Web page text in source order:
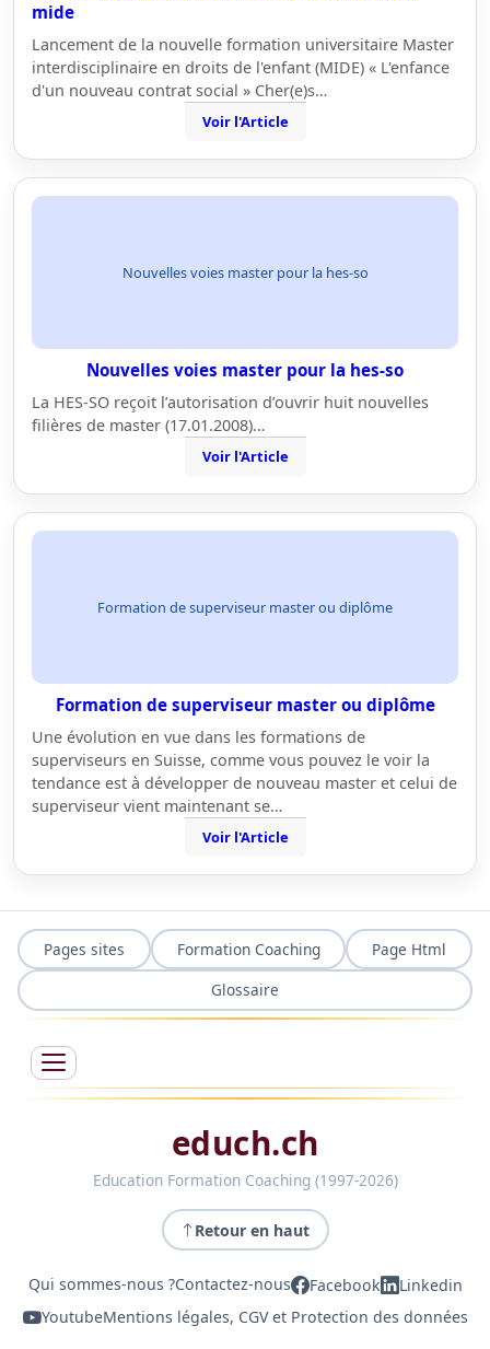
mide
Lancement de la nouvelle formation universitaire Master
interdisciplinaire en droits de l'enfant (MIDE) « L'enfance
d'un nouveau contrat social » Cher(e)s…
Voir l'Article
Nouvelles voies master pour la hes-so
Nouvelles voies master pour la hes-so
La HES-SO reçoit l’autorisation d’ouvrir huit nouvelles
filières de master (17.01.2008)…
Voir l'Article
Formation de superviseur master ou diplôme
Formation de superviseur master ou diplôme
Une évolution en vue dans les formations de
superviseurs en Suisse, comme vous pouvez le voir la
tendance est à développer de nouveau master et celui de
superviseur vient maintenant se…
Voir l'Article
Pages sites Formation Coaching
Page Html
Glossaire
educh.ch
Education Formation Coaching (1997-2026)
Retour en haut
Qui sommes-nous ?Contactez-nous Facebook
Linkedin
YoutubeMentions légales, CGV et Protection des données